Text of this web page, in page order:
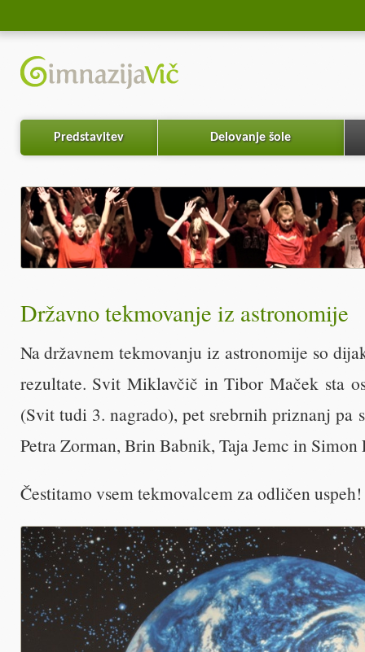
Predstavitev Delovanje šole
Državno tekmovanje iz astronomije
Na državnem tekmovanju iz astronomije so
rezultate. Svit Miklavčič in Tibor Maček sta
(Svit tudi 3. nagrado), pet srebrnih priznanj pa
Petra Zorman, Brin Babnik, Taja Jemc in Simon
Čestitamo vsem tekmovalcem za odličen uspeh!